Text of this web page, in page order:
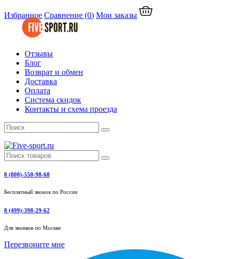
Избранное Сравнение (0) Мои заказы
Отзывы
Блог
Возврат и обмен
Доставка
Оплата
Система скидок
Контакты и схема проезда
8 (800)-550-98-68
Бесплатный звонок по России
8 (499)-398-29-62
Для звонков по Москве
Перезвоните мне